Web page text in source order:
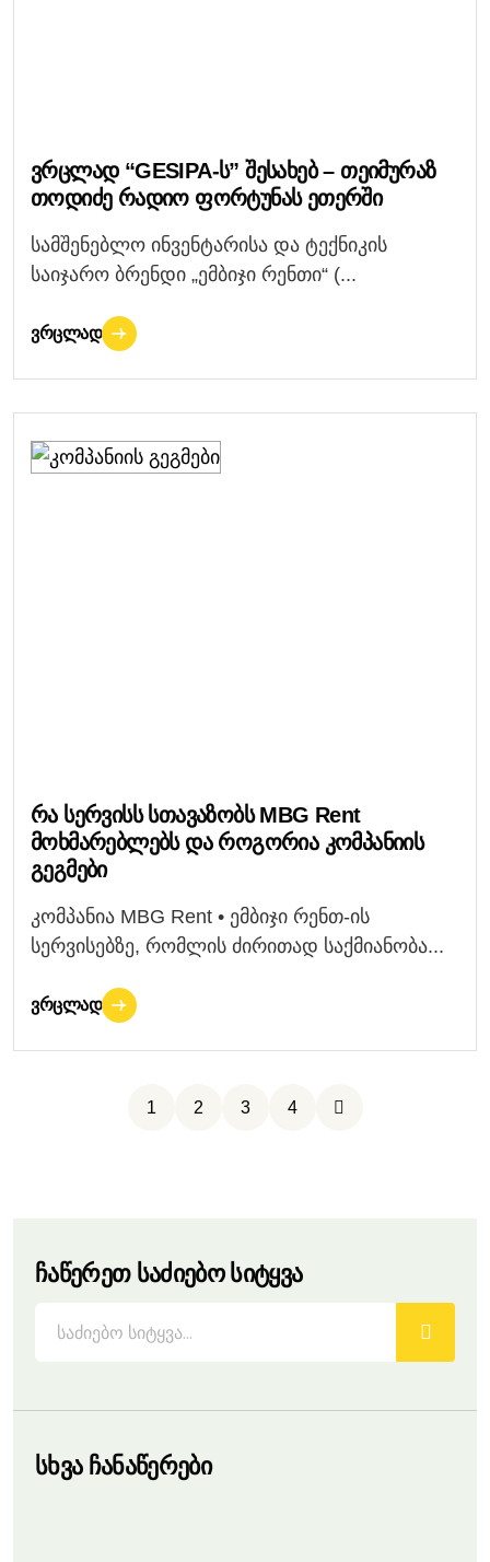
Ვრცლად “GESIPA-Ს” Შესახებ – Თეიმურაზ
Თოდიძე Რადიო Ფორტუნას Ეთერში
სამშენებლო ინვენტარისა და ტექნიკის
საიჯარო ბრენდი „ემბიჯი რენთი“ (...
ᲕᲠᲪᲚᲐᲓ
Რა Სერვისს Სთავაზობს MBG Rent
Მოხმარებლებს Და Როგორია Კომპანიის
Გეგმები
კომპანია MBG Rent • ემბიჯი რენთ-ის
სერვისებზე, რომლის ძირითად საქმიანობა...
ᲕᲠᲪᲚᲐᲓ
1 2 3 4
Ჩაწერეთ Საძიებო Სიტყვა
Სხვა Ჩანაწერები